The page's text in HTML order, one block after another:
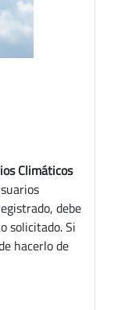
Climáticos
debe
solicitado. Si
hacerlo de